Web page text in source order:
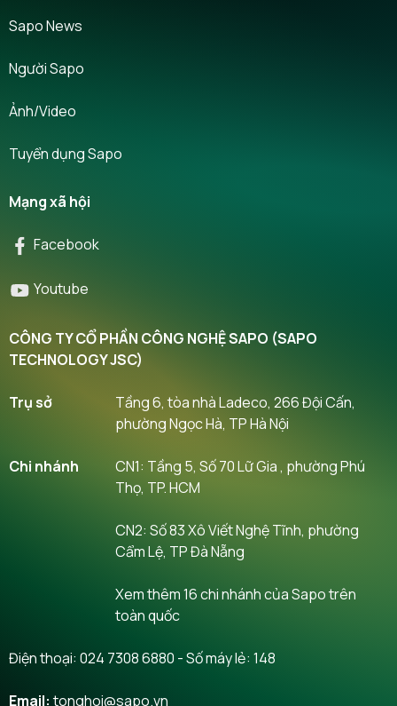
Sapo News
Người Sapo
Ảnh/Video
Tuyển dụng Sapo
Mạng xã hội
Facebook
Youtube
CÔNG TY CỔ PHẦN CÔNG NGHỆ SAPO (SAPO
TECHNOLOGY JSC)
Trụ sở
Tầng 6, tòa nhà Ladeco, 266 Đội Cấn,
phường Ngọc Hà, TP Hà Nội
Chi nhánh
CN1: Tầng 5, Số 70 Lữ Gia , phường Phú
Thọ, TP. HCM
CN2: Số 83 Xô Viết Nghệ Tĩnh, phường
Cẩm Lệ, TP Đà Nẵng
Xem thêm 16 chi nhánh của Sapo trên
toàn quốc
Điện thoại: 024 7308 6880 - Số máy lẻ: 148
Email: tonghoi@sapo.vn